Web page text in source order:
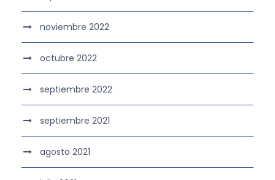
noviembre 2022
octubre 2022
septiembre 2022
septiembre 2021
agosto 2021